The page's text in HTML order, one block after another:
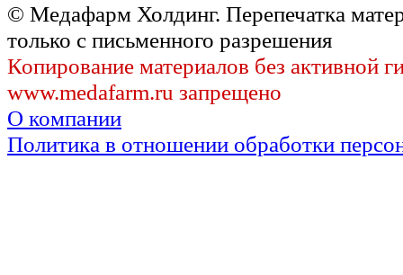
© Медафарм Холдинг. Перепечатка
только с письменного разрешения
Копирование материалов без активной
www.medafarm.ru запрещено
О компании
Политика в отношении обработки